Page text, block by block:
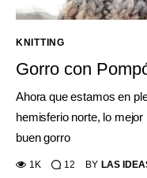
KNITTING
Gorro con
Ahora que estamos en
hemisferio norte, lo
buen gorro
1K 12 BY LAS